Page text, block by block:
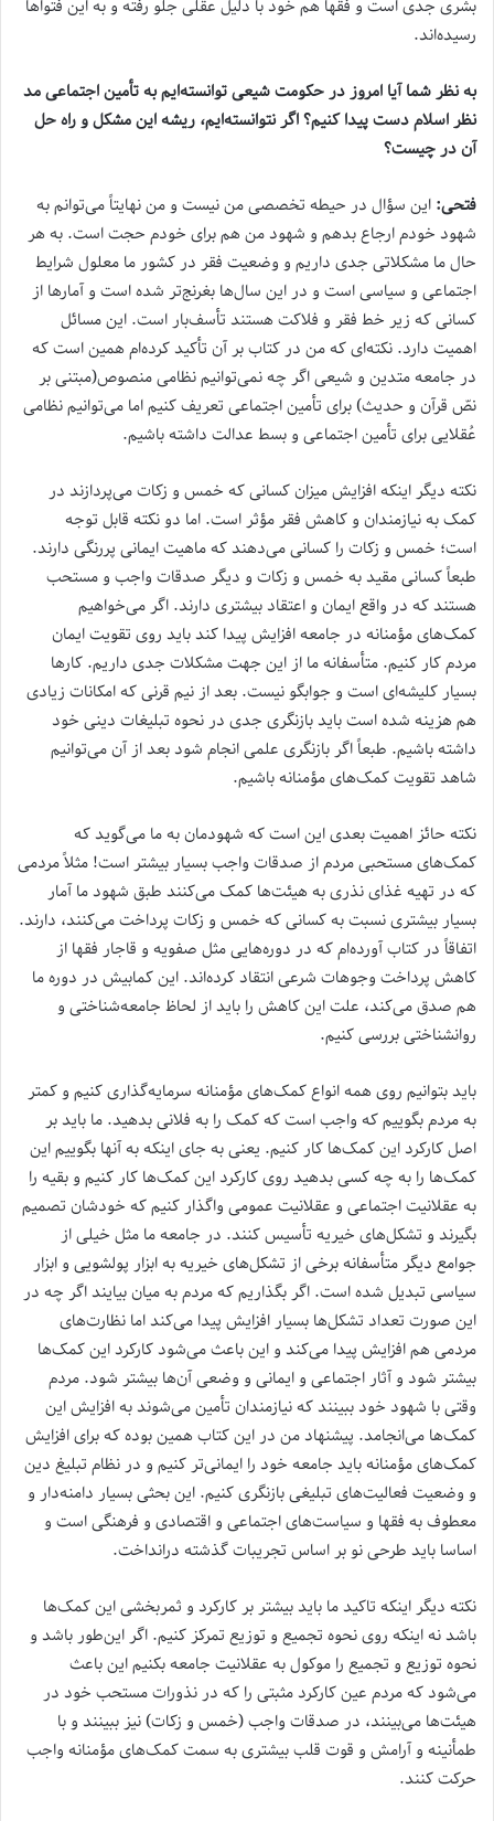
بشری جدی است و فقها هم خود با دلیل عقلی جلو رفته و به این فتواها
رسیده‌اند.
به نظر شما آیا امروز در حکومت شیعی توانسته‌ایم به تأمین اجتماعی مد
نظر اسلام دست پیدا کنیم؟ اگر نتوانسته‌ایم، ریشه این مشکل و راه حل
آن در چیست؟
فتحی: این سؤال در حیطه تخصصی من نیست و من نهایتاً می‌توانم به
شهود خودم ارجاع بدهم و شهود من هم برای خودم حجت است. به هر
حال ما مشکلاتی جدی داریم و وضعیت فقر در کشور ما معلول شرایط
اجتماعی و سیاسی است و در این سال‌ها بغرنج‌تر شده است و آمارها از
کسانی که زیر خط فقر و فلاکت هستند تأسف‌بار است. این مسائل
اهمیت دارد. نکته‌ای که من در کتاب بر آن تأکید کرده‌ام همین است که
در جامعه متدین و شیعی اگر چه نمی‌توانیم نظامی منصوص(مبتنی بر
نصّ قرآن و حدیث) برای تأمین اجتماعی تعریف کنیم اما می‌توانیم نظامی
عُقلایی برای تأمین اجتماعی و بسط عدالت داشته باشیم.
نکته دیگر اینکه افزایش میزان کسانی که خمس و زکات می‌پردازند در
کمک به نیازمندان و کاهش فقر مؤثر است. اما دو نکته قابل توجه
است؛ خمس و زکات را کسانی می‌دهند که ماهیت ایمانی پررنگی دارند.
طبعاً کسانی مقید به خمس و زکات و دیگر صدقات واجب و مستحب
هستند که در واقع ایمان و اعتقاد بیشتری دارند. اگر می‌خواهیم
کمک‌های مؤمنانه در جامعه افزایش پیدا کند باید روی تقویت ایمان
مردم کار کنیم. متأسفانه ما از این جهت مشکلات جدی داریم. کارها
بسیار کلیشه‌ای است و جوابگو نیست. بعد از نیم قرنی که امکانات زیادی
هم هزینه شده است باید بازنگری جدی در نحوه تبلیغات دینی خود
داشته باشیم. طبعاً اگر بازنگری علمی انجام شود بعد از آن می‌توانیم
شاهد تقویت کمک‌های مؤمنانه باشیم.
نکته حائز اهمیت بعدی این است که شهودمان به ما می‌گوید که
کمک‌های مستحبی مردم از صدقات واجب بسیار بیشتر است! مثلاً مردمی
که در تهیه غذای نذری به هیئت‌ها کمک می‌کنند طبق شهود ما آمار
بسیار بیشتری نسبت به کسانی که خمس و زکات پرداخت می‌کنند، دارند.
اتفاقاً در کتاب آورده‌ام که در دوره‌‌هایی مثل صفویه و قاجار فقها از
کاهش پرداخت وجوهات شرعی انتقاد کرده‌اند. این کمابیش در دوره ما
هم صدق می‌کند، علت این کاهش را باید از لحاظ جامعه‌شناختی و
روانشناختی بررسی کنیم.
باید بتوانیم روی همه انواع کمک‌های مؤمنانه سرمایه‌گذاری کنیم و کمتر
به مردم بگوییم که واجب است که کمک را به فلانی بدهید. ما باید بر
اصل کارکرد این کمک‌ها کار کنیم. یعنی به جای اینکه به آنها بگوییم این
کمک‌ها را به چه کسی بدهید روی کارکرد این کمک‌ها کار کنیم و بقیه را
به عقلانیت اجتماعی و عقلانیت عمومی واگذار کنیم که خودشان تصمیم
بگیرند و تشکل‌های خیریه تأسیس کنند. در جامعه ما مثل خیلی از
جوامع دیگر متأسفانه برخی از تشکل‌های خیریه به ابزار پولشویی و ابزار
سیاسی تبدیل شده است. اگر بگذاریم که مردم به میان بیایند اگر چه در
این صورت تعداد تشکل‌ها بسیار افزایش پیدا می‌کند اما نظارت‌های
مردمی هم افزایش پیدا می‌کند و این باعث می‌شود کارکرد این کمک‌ها
بیشتر شود و آثار اجتماعی و ایمانی و وضعی آن‌ها بیشتر شود. مردم
وقتی با شهود خود ببینند که نیازمندان تأمین می‌شوند به افزایش این
کمک‌ها می‌انجامد. پیشنهاد من در این کتاب همین بوده که برای افزایش
کمک‌های مؤمنانه باید جامعه خود را ایمانی‌تر کنیم و در نظام تبلیغ دین
و وضعیت فعالیت‌های تبلیغی بازنگری کنیم. این بحثی بسیار دامنه‌دار و
معطوف به فقها و سیاست‌های اجتماعی و اقتصادی و فرهنگی است و
اساسا باید طرحی نو بر اساس تجریبات گذشته درانداخت.
نکته دیگر اینکه تاکید ما باید بیشتر بر کارکرد و ثمربخشی این کمک‌ها
باشد نه اینکه روی نحوه تجمیع و توزیع تمرکز کنیم. اگر این‌طور باشد و
نحوه توزیع و تجمیع را موکول به عقلانیت جامعه بکنیم این باعث
می‌شود که مردم عین کارکرد مثبتی را که در نذورات مستحب خود در
هیئت‌ها می‌بینند، در صدقات واجب (خمس و زکات) نیز ببینند و با
طمأنینه و آرامش و قوت قلب بیشتری به سمت کمک‌های مؤمنانه واجب
حرکت کنند.